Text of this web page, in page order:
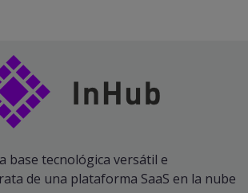
base tecnológica versátil e
de una plataforma SaaS en la nube